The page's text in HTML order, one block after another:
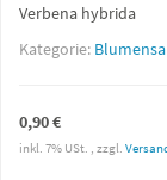
Verbena hybrida
Kategorie:
0,90 €
inkl. 7% USt. , zzgl.